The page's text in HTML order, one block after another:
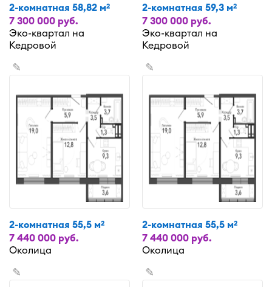
2-комнатная 58,82 м2
7 300 000 руб.
Эко-квартал на
Кедровой
2-комнатная 59,3 м2
7 300 000 руб.
Эко-квартал на
Кедровой
✎
2-комнатная 55,5 м2
7 440 000 руб.
Околица
✎
2-комнатная 55,5 м2
7 440 000 руб.
Околица
✎ ✎